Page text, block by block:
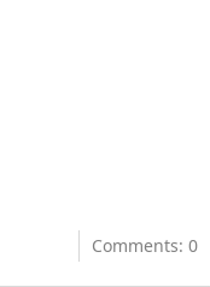
Comments: 0